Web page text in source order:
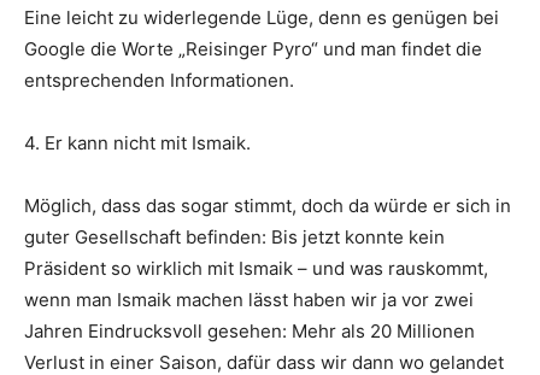
Eine leicht zu widerlegende Lüge, denn es genügen bei
Google die Worte „Reisinger Pyro“ und man findet die
entsprechenden Informationen.
4. Er kann nicht mit Ismaik.
Möglich, dass das sogar stimmt, doch da würde er sich in
guter Gesellschaft befinden: Bis jetzt konnte kein
Präsident so wirklich mit Ismaik – und was rauskommt,
wenn man Ismaik machen lässt haben wir ja vor zwei
Jahren Eindrucksvoll gesehen: Mehr als 20 Millionen
Verlust in einer Saison, dafür dass wir dann wo gelandet